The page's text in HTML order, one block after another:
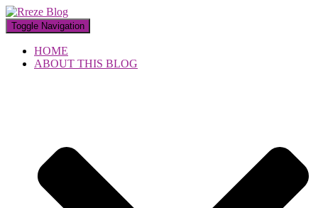
Toggle Navigation
HOME
ABOUT THIS BLOG